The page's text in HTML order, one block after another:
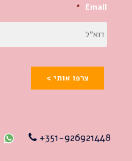
Email
*
צרפו אותי >
351-926921448+